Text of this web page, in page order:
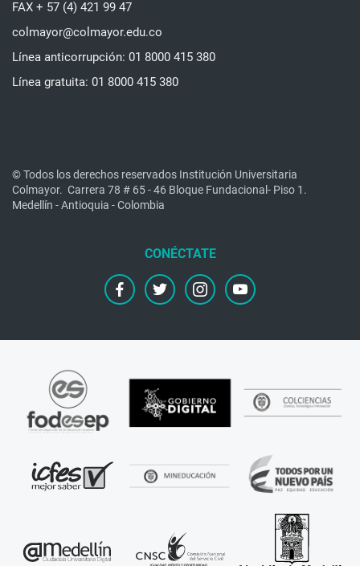
FAX + 57 (4) 421 99 47
colmayor@colmayor.edu.co
Línea anticorrupción: 01 8000 415 380
Línea gratuita: 01 8000 415 380
© Todos los derechos reservados Institución Universitaria
Colmayor. Carrera 78 # 65 - 46 Bloque Fundacional- Piso 1.
Medellín - Antioquia - Colombia